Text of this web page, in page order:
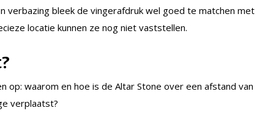
verbazing bleek de vingerafdruk wel goed te matchen met
locatie kunnen ze nog niet vaststellen.
waarom en hoe is de Altar Stone over een afstand van
verplaatst?